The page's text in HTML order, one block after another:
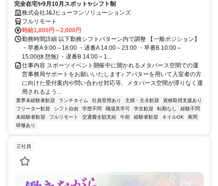
完全在宅✨9月10月スポット✨シフト制
株式会社J&Jヒューマンソリューションズ
フルリモート
時給1,800円～2,000円
勤務時間詳細 以下勤務シフトパターン内で調整 【一般ポジション】
・早番A 9:00～18:00 ・遅番A 14:00～23:00 ・早番B 10:00～
15:00(休憩無) ・遅番B 14:00～1...
仕事内容 スポーツイベント開催中に開かれるメタバース空間での運
営事務局サポートをお願いいたします♪ アバターを用いて入室者の方
に向けた受付案内や問い合わせ対応等、メタバース空間が滞りなく運
用されるよう...
業界未経験者歓迎 ランチタイム 社員登用あり 主婦・主夫歓迎
資格取得支援あり
フリーター歓迎
シフト自由 学歴不問 職場見学可 学生歓迎 転勤なし
経験不問
未経験者歓迎
フルリモート 交通費全額支給 午前 経験者歓迎 ネイルOK
夜間
研修あり
正社員